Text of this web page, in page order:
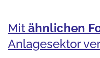
Mit ähnlichen
Anlagesektor